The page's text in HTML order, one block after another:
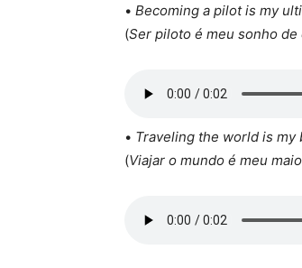
• Becoming a pilot is my
(Ser piloto é meu sonho de
• Traveling the world is my
(Viajar o mundo é meu